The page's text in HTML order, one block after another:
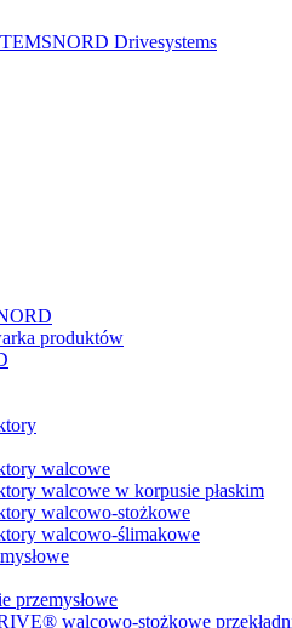
NORD Drivesystems
produktów
walcowe
walcowe w korpusie płaskim
walcowo-stożkowe
walcowo-ślimakowe
przemysłowe
walcowo-stożkowe